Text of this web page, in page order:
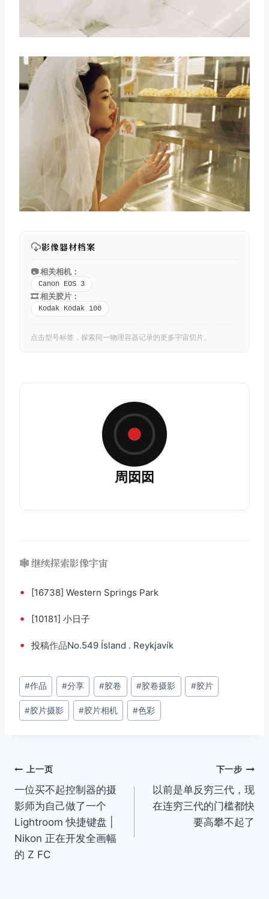
影像器材档案
📷 相关相机：
Canon EOS 3
🎞️ 相关胶片：
Kodak Kodak 100
点击型号标签，探索同一物理容器记录的更多宇宙切片。
周囡囡
🕸️ 继续探索影像宇宙
• [16738] Western Springs Park
• [10181] 小日子
• 投稿作品No.549 Ísland . Reykjavík
文
章
标
#作品 #分享 #胶卷 #胶卷摄影 #胶片
#胶片摄影 #胶片相机 #色彩
文
章
导
航
上一页
一位买不起控制器的摄
影师为自己做了一个
Lightroom 快捷键盘 |
Nikon 正在开发全画幅
的 Z FC
下一步
以前是单反穷三代，现
在连穷三代的门槛都快
要高攀不起了